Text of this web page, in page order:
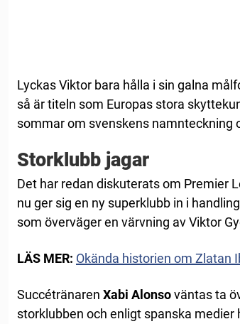
Lyckas Viktor bara hålla i sin galna
så är titeln som Europas stora
sommar om svenskens namnteckning
Storklubb jagar
Det har redan diskuterats om Premier
nu ger sig en ny superklubb in i
som överväger en värvning av Viktor
LÄS MER: Okända historien om Zlatan
Succétränaren Xabi Alonsoväntas ta
storklubben och enligt spanska